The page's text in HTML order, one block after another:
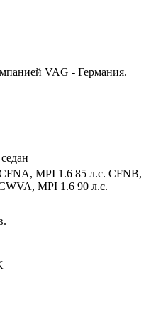
VAG - Германия.
MPI 1.6 85 л.с. CFNB,
MPI 1.6 90 л.с.